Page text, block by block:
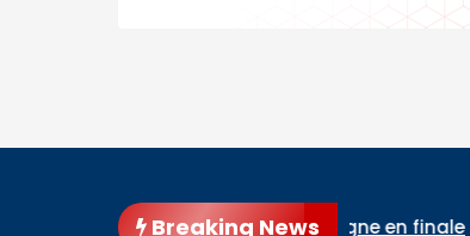
Breaking News
l’Espagne en finale Cour d’appel de